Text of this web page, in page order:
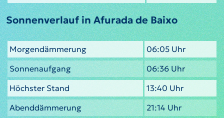
Sonnenverlauf in Afurada de Baixo
Morgendämmerung
06:05 Uhr
Sonnenaufgang
06:36 Uhr
Höchster Stand
13:40 Uhr
Abenddämmerung
21:14 Uhr